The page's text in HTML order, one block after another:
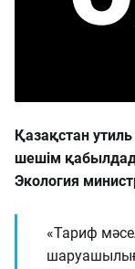
Қазақстан
шешім
Экология
«Тариф